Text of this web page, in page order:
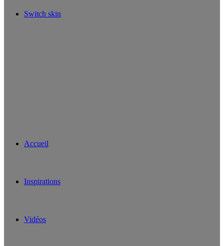
Switch skin
Accueil
Inspirations
Vidéos